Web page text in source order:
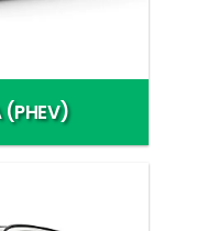
(PHEV)